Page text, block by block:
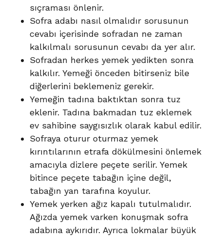
sıçraması önlenir.
Sofra adabı nasıl olmalıdır sorusunun
cevabı içerisinde sofradan ne zaman
kalkılmalı sorusunun cevabı da yer alır.
Sofradan herkes yemek yedikten sonra
kalkılır. Yemeği önceden bitirseniz bile
diğerlerini beklemeniz gerekir.
Yemeğin tadına baktıktan sonra tuz
eklenir. Tadına bakmadan tuz eklemek
ev sahibine saygısızlık olarak kabul edilir.
Sofraya oturur oturmaz yemek
kırıntılarının etrafa dökülmesini önlemek
amacıyla dizlere peçete serilir. Yemek
bitince peçete tabağın içine değil,
tabağın yan tarafına koyulur.
Yemek yerken ağız kapalı tutulmalıdır.
Ağızda yemek varken konuşmak sofra
adabına aykırıdır. Ayrıca lokmalar büyük